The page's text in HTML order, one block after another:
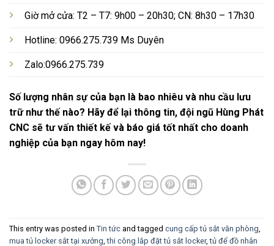
Giờ mở cửa: T2 – T7: 9h00 – 20h30; CN: 8h30 – 17h30
Hotline: 0966.275.739 Ms Duyên
Zalo:0966.275.739
Số lượng nhân sự của bạn là bao nhiêu và nhu cầu lưu
trữ như thế nào? Hãy để lại thông tin, đội ngũ Hùng Phát
CNC sẽ tư vấn thiết kế và báo giá tốt nhất cho doanh
nghiệp của bạn ngay hôm nay!
This entry was posted in Tin tức and tagged cung cấp tủ sắt văn phòng
mua tủ locker sắt tại xưởng ,thi công lắp đặt tủ sắt locker,tủ để đồ nhân